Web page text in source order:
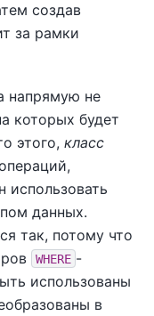
создав
за рамки
напрямую не
которых будет
этого, класс
использовать
данных.
так, потому что
WHERE -
использованы
в